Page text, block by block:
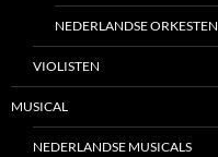
NEDERLANDSE ORKESTEN
VIOLISTEN
MUSICAL
NEDERLANDSE MUSICALS